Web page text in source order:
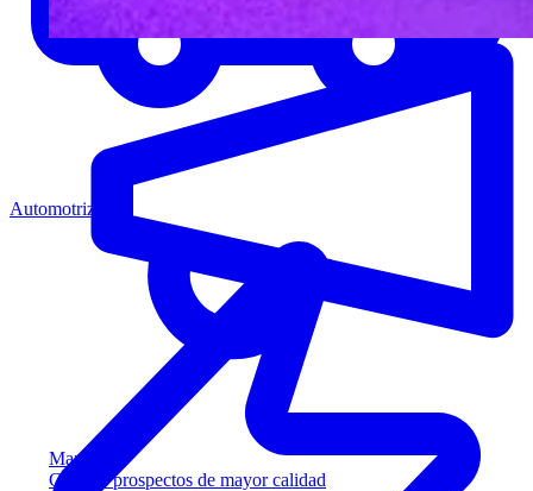
Marketing
Capture prospectos de mayor calidad
Automotriz